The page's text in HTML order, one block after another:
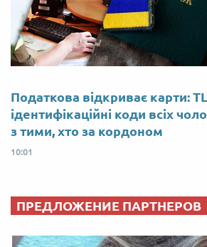
Податкова відкриває карти:
ідентифікаційні коди всіх
з тими, хто за кордоном
10:01
ПРЕДЛОЖЕНИЕ ПАРТНЕРОВ